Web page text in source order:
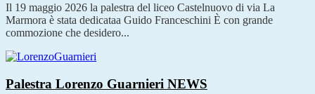
Il 19 maggio 2026 la palestra del liceo Castelnuovo di via La
Marmora è stata dedicataa Guido Franceschini È con grande
commozione che desidero...
Palestra Lorenzo Guarnieri NEWS